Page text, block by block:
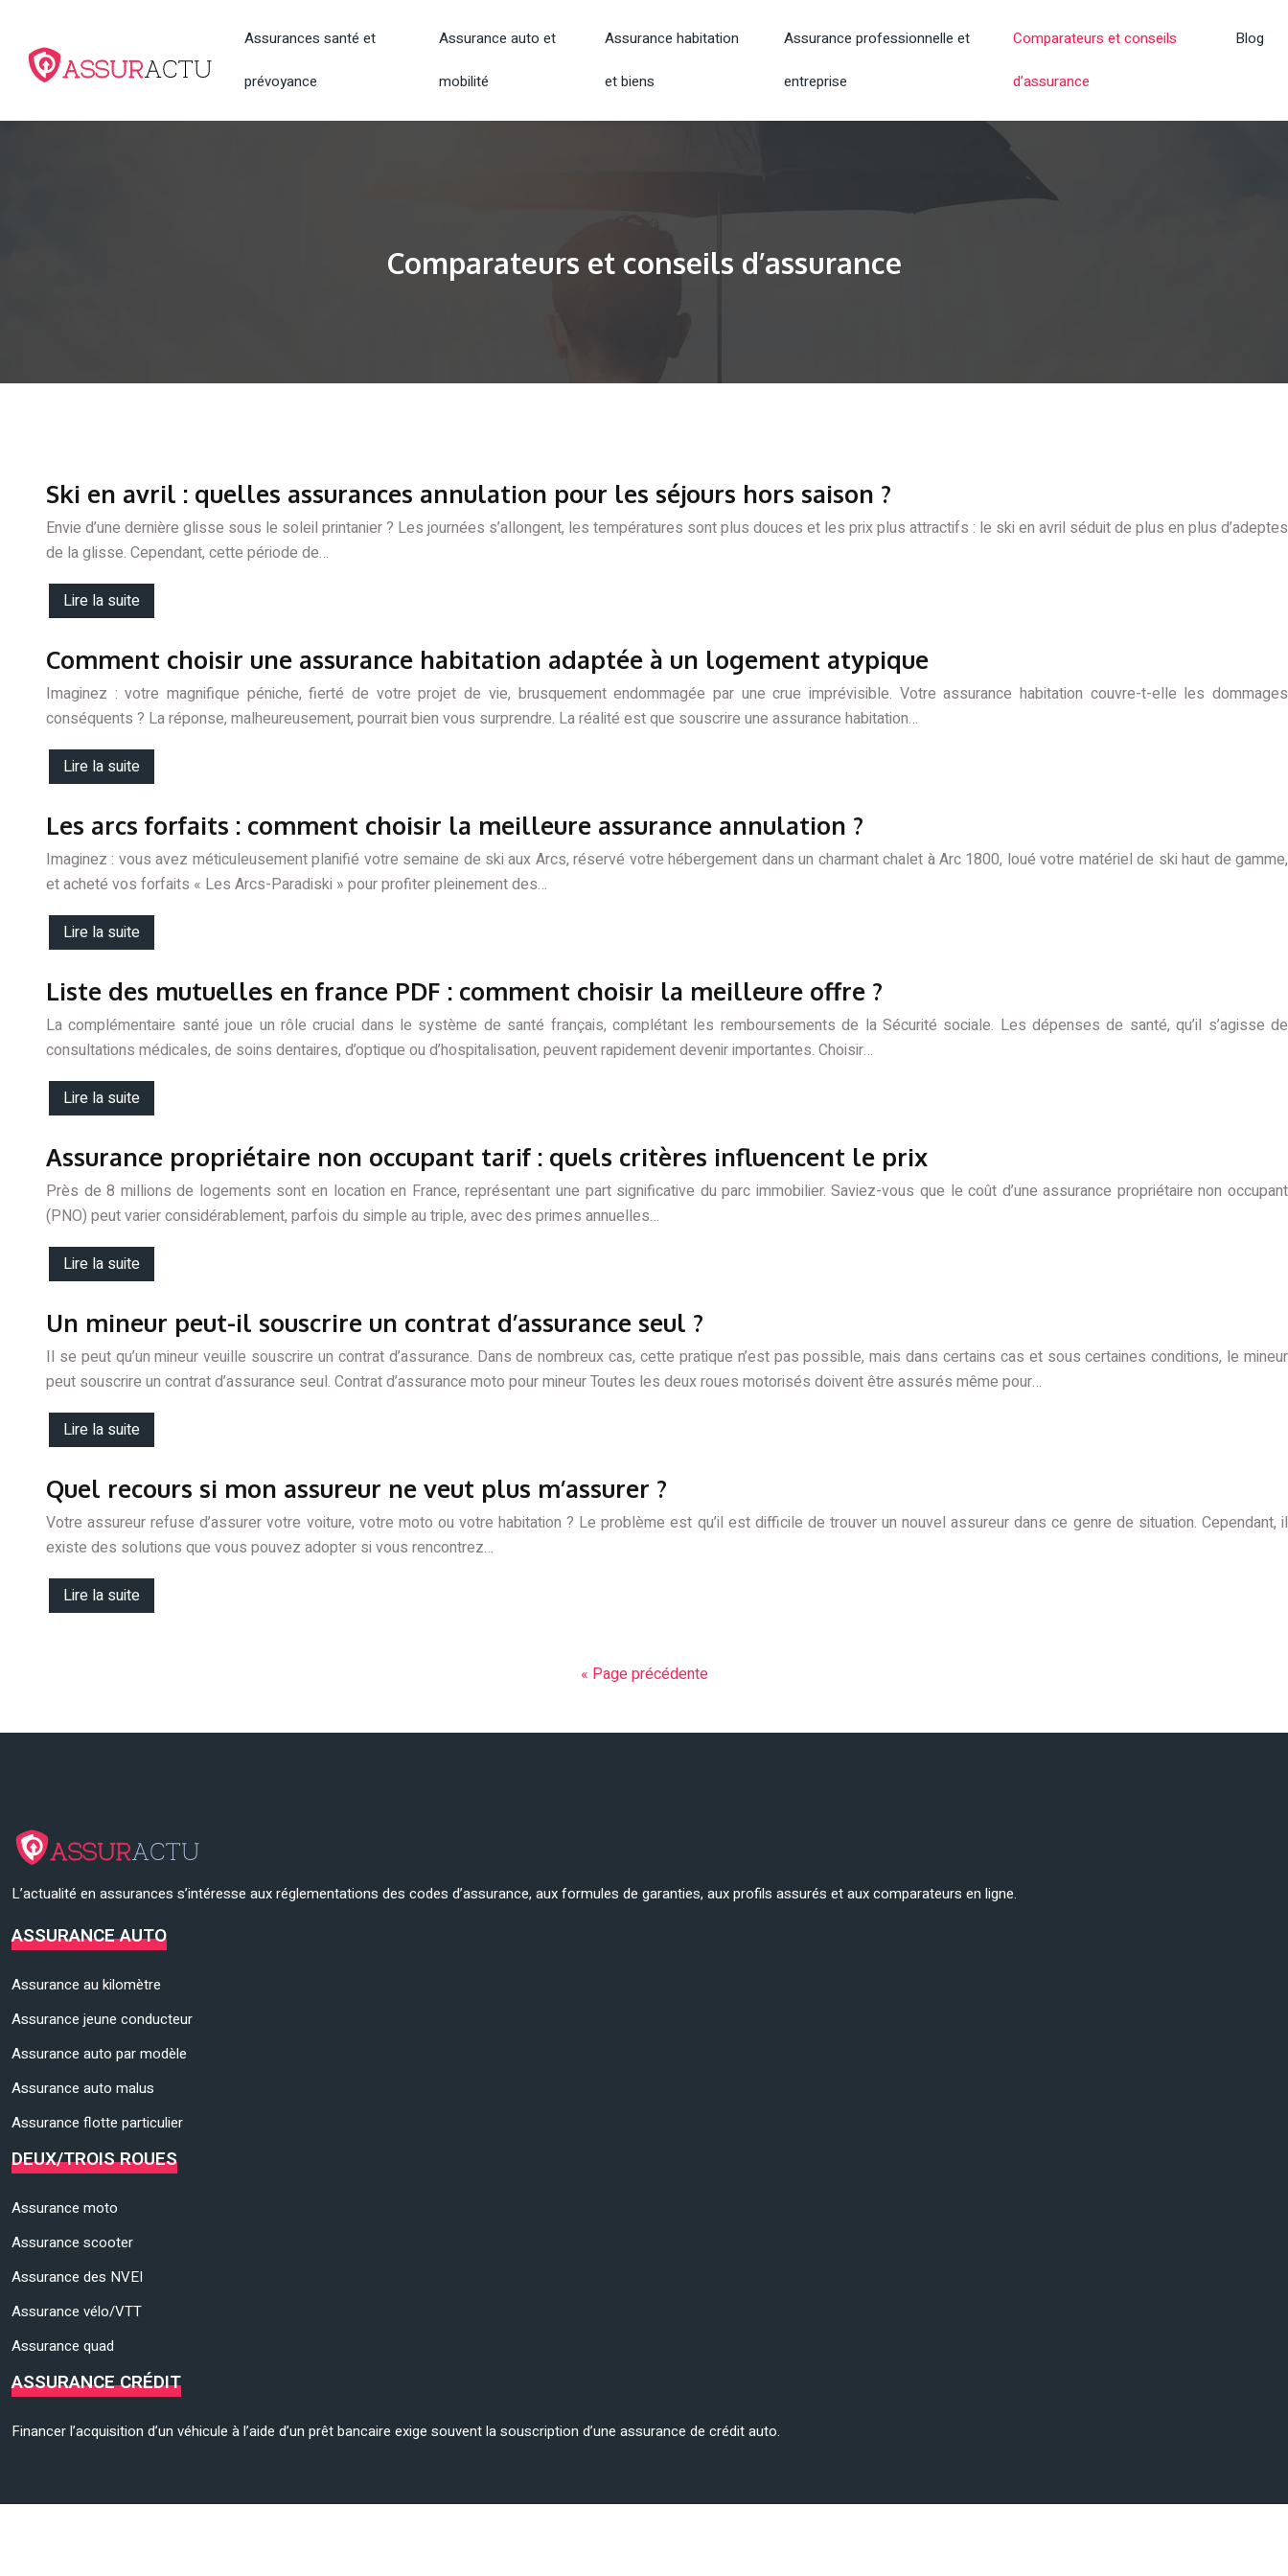
Assurances santé et
prévoyance
Assurance auto et
mobilité
Assurance habitation
et biens
Assurance professionnelle et
entreprise
Comparateurs et conseils
d’assurance
Blog
Comparateurs et conseils d’assurance
Ski en avril : quelles assurances annulation pour les séjours hors saison ?
Envie d’une dernière glisse sous le soleil printanier ? Les journées s’allongent, les températures sont plus douces et les prix plus attractifs : le ski en avril séduit de plus en plus d’adeptes
de la glisse. Cependant, cette période de…
Lire la suite
Comment choisir une assurance habitation adaptée à un logement atypique
Imaginez : votre magnifique péniche, fierté de votre projet de vie, brusquement endommagée par une crue imprévisible. Votre assurance habitation couvre-t-elle les dommages
conséquents ? La réponse, malheureusement, pourrait bien vous surprendre. La réalité est que souscrire une assurance habitation…
Lire la suite
Les arcs forfaits : comment choisir la meilleure assurance annulation ?
Imaginez : vous avez méticuleusement planifié votre semaine de ski aux Arcs, réservé votre hébergement dans un charmant chalet à Arc 1800, loué votre matériel de ski haut de gamme,
et acheté vos forfaits « Les Arcs-Paradiski » pour profiter pleinement des…
Lire la suite
Liste des mutuelles en france PDF : comment choisir la meilleure offre ?
La complémentaire santé joue un rôle crucial dans le système de santé français, complétant les remboursements de la Sécurité sociale. Les dépenses de santé, qu’il s’agisse de
consultations médicales, de soins dentaires, d’optique ou d’hospitalisation, peuvent rapidement devenir importantes. Choisir…
Lire la suite
Assurance propriétaire non occupant tarif : quels critères influencent le prix
Près de 8 millions de logements sont en location en France, représentant une part significative du parc immobilier. Saviez-vous que le coût d’une assurance propriétaire non occupant
(PNO) peut varier considérablement, parfois du simple au triple, avec des primes annuelles…
Lire la suite
Un mineur peut-il souscrire un contrat d’assurance seul ?
Il se peut qu’un mineur veuille souscrire un contrat d’assurance. Dans de nombreux cas, cette pratique n’est pas possible, mais dans certains cas et sous certaines conditions, le mineur
peut souscrire un contrat d’assurance seul. Contrat d’assurance moto pour mineur Toutes les deux roues motorisés doivent être assurés même pour…
Lire la suite
Quel recours si mon assureur ne veut plus m’assurer ?
Votre assureur refuse d’assurer votre voiture, votre moto ou votre habitation ? Le problème est qu’il est difficile de trouver un nouvel assureur dans ce genre de situation. Cependant, il
existe des solutions que vous pouvez adopter si vous rencontrez…
Lire la suite
« Page précédente
L’actualité en assurances s’intéresse aux réglementations des codes d’assurance, aux formules de garanties, aux profils assurés et aux comparateurs en ligne.
ASSURANCE AUTO
Assurance au kilomètre
Assurance jeune conducteur
Assurance auto par modèle
Assurance auto malus
Assurance flotte particulier
DEUX/TROIS ROUES
Assurance moto
Assurance scooter
Assurance des NVEI
Assurance vélo/VTT
Assurance quad
ASSURANCE CRÉDIT
Financer l’acquisition d’un véhicule à l’aide d’un prêt bancaire exige souvent la souscription d’une assurance de crédit auto.